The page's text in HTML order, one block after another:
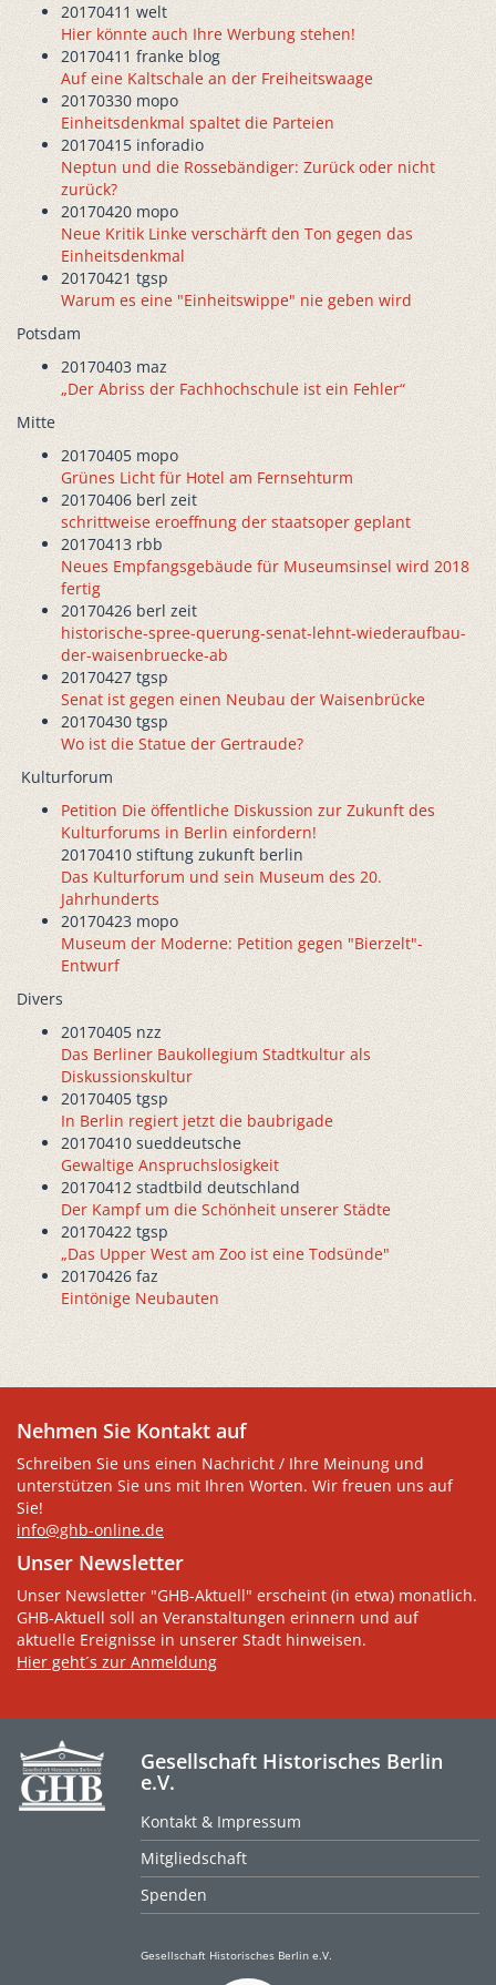
20170411 welt
Hier könnte auch Ihre Werbung stehen!
20170411 franke blog
Auf eine Kaltschale an der Freiheitswaage
20170330 mopo
Einheitsdenkmal spaltet die Parteien
20170415 inforadio
Neptun und die Rossebändiger: Zurück oder nicht
zurück?
20170420 mopo
Neue Kritik Linke verschärft den Ton gegen das
Einheitsdenkmal
20170421 tgsp
Warum es eine "Einheitswippe" nie geben wird
Potsdam
20170403 maz
„Der Abriss der Fachhochschule ist ein Fehler“
Mitte
20170405 mopo
Grünes Licht für Hotel am Fernsehturm
20170406 berl zeit
schrittweise eroeffnung der staatsoper geplant
20170413 rbb
Neues Empfangsgebäude für Museumsinsel wird 2018
fertig
20170426 berl zeit
historische-spree-querung-senat-lehnt-wiederaufbau-
der-waisenbruecke-ab
20170427 tgsp
Senat ist gegen einen Neubau der Waisenbrücke
20170430 tgsp
Wo ist die Statue der Gertraude?
Kulturforum
Petition Die öffentliche Diskussion zur Zukunft des
Kulturforums in Berlin einfordern!
20170410 stiftung zukunft berlin
Das Kulturforum und sein Museum des 20.
Jahrhunderts
20170423 mopo
Museum der Moderne: Petition gegen "Bierzelt"-
Entwurf
Divers
20170405 nzz
Das Berliner Baukollegium Stadtkultur als
Diskussionskultur
20170405 tgsp
In Berlin regiert jetzt die baubrigade
20170410 sueddeutsche
Gewaltige Anspruchslosigkeit
20170412 stadtbild deutschland
Der Kampf um die Schönheit unserer Städte
20170422 tgsp
„Das Upper West am Zoo ist eine Todsünde"
20170426 faz
Eintönige Neubauten
Nehmen Sie Kontakt auf
Schreiben Sie uns einen Nachricht / Ihre Meinung und
unterstützen Sie uns mit Ihren Worten. Wir freuen uns auf
Sie!
info@ghb-online.de
Unser Newsletter
Unser Newsletter "GHB-Aktuell" erscheint (in etwa) monatlich.
GHB-Aktuell soll an Veranstaltungen erinnern und auf
aktuelle Ereignisse in unserer Stadt hinweisen.
Hier geht´s zur Anmeldung
Gesellschaft Historisches Berlin
e.V.
Kontakt & Impressum
Mitgliedschaft
Spenden
Gesellschaft Historisches Berlin e.V.